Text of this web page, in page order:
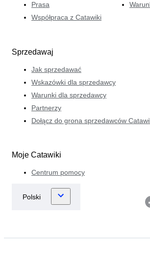
Prasa
Współpraca z Catawiki
Sprzedawaj
Jak sprzedawać
Wskazówki dla sprzedawcy
Warunki dla sprzedawcy
Partnerzy
Dołącz do grona sprzedawców
Moje Catawiki
Centrum pomocy